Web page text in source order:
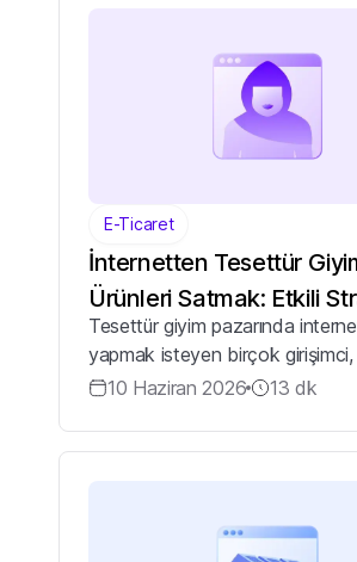
E-Ticaret
İnternetten Tesettür
Ürünleri Satmak: Etkili
Tesettür giyim pazarında
yapmak isteyen birçok
rekabet, yanlış altyapı seçimi ve
10 Haziran 2026 13 dk